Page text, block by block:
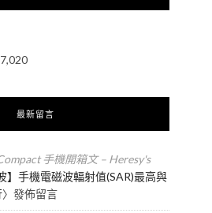
最新留言
手機開箱文 – Heresy's
】手機電磁波輻射值(SAR)最高與
〉發佈留言